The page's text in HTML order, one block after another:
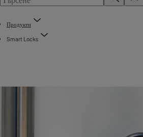
Продукти
Smart Locks